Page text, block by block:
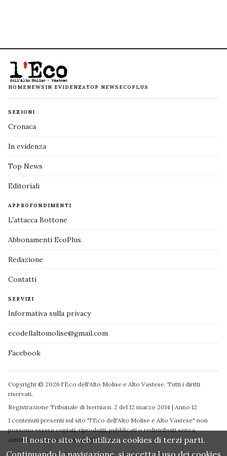
HOMENEWS IN EVIDENZATOP NEWS ECOPLUS
SEZIONI
Cronaca
In evidenza
Top News
Editoriali
APPROFONDIMENTI
L'attacca Bottone
Abbonamenti EcoPlus
Redazione
Contatti
SERVIZI
Informativa sulla privacy
ecodellaltomolise@gmail.com
Facebook
Copyright © 2026 l'Eco dell'Alto Molise e Alto Vastese. Tutti i diritti
riservati.
Registrazione Tribunale di Isernia n. 2 del 12 marzo 2014 | Anno 12
I contenuti presenti sul sito "l'Eco dell'Alto Molise e Alto Vastese" non
possono essere copiati, riprodotti, pubblicati o redistribuiti senza
autorizzazione espressa degli autori.
Il nostro sito web utilizza cookies di terzi parti.
Continuando la navigazione, si accetta l uso dei cookies